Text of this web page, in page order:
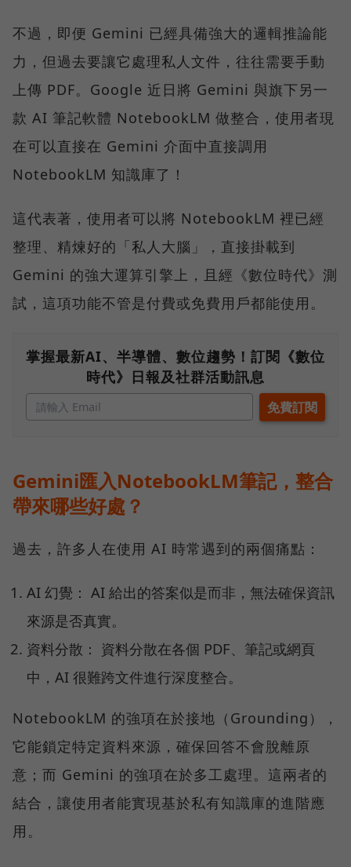
不過，即便 Gemini 已經具備強大的邏輯推論能
力，但過去要讓它處理私人文件，往往需要手動
上傳 PDF。Google 近日將 Gemini 與旗下另一
款 AI 筆記軟體 NotebookLM 做整合，使用者現
在可以直接在 Gemini 介面中直接調用
NotebookLM 知識庫了！
這代表著，使用者可以將 NotebookLM 裡已經
整理、精煉好的「私人大腦」，直接掛載到
Gemini 的強大運算引擎上，且經《數位時代》測
試，這項功能不管是付費或免費用戶都能使用。
掌握最新AI、半導體、數位趨勢！訂閱《數位
時代》日報及社群活動訊息
Gemini匯入NotebookLM筆記，整合
帶來哪些好處？
過去，許多人在使用 AI 時常遇到的兩個痛點：
AI 幻覺： AI 給出的答案似是而非，無法確保資訊
來源是否真實。
資料分散： 資料分散在各個 PDF、筆記或網頁
中，AI 很難跨文件進行深度整合。
NotebookLM 的強項在於接地（Grounding），
它能鎖定特定資料來源，確保回答不會脫離原
意；而 Gemini 的強項在於多工處理。這兩者的
結合，讓使用者能實現基於私有知識庫的進階應
用。